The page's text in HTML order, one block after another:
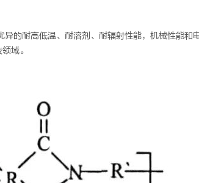
的耐高低温、耐溶剂、耐辐射性能，机械性能和
域。